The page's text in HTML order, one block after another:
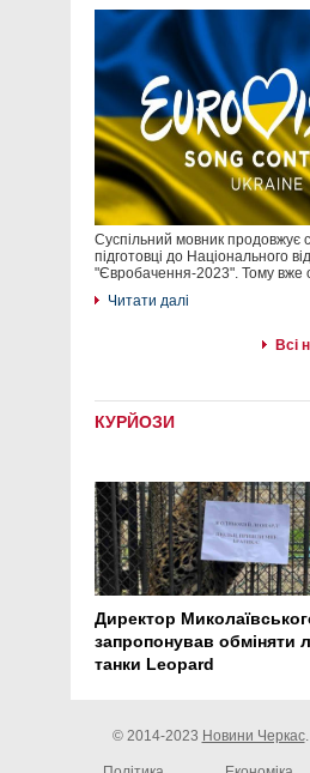
Суспільний мовник продовжує
підготовці до Національного
"Євробачення-2023". Тому вже
Читати далі
Всі
КУРЙОЗИ
Директор
запропонував обміняти
танки Leopard
© 2014-2023 Новини Черкас